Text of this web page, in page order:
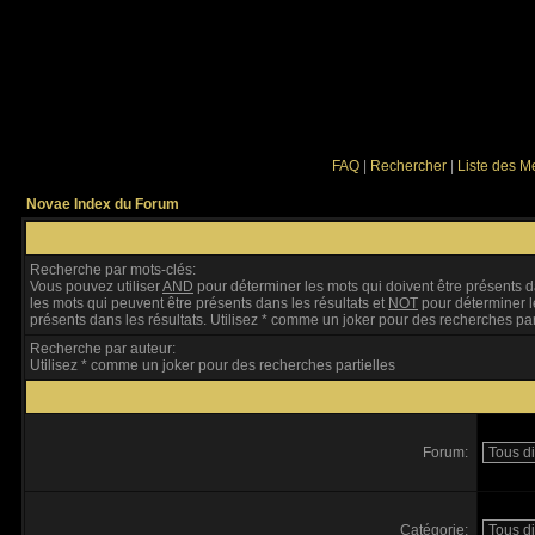
FAQ Rechercher Liste des
Novae Index du Forum
Recherche par mots-clés:
Vous pouvez utiliserAND pour déterminer les mots qui doivent être présents
les mots qui peuvent être présents dans les résultats et NOT pour déterminer
présents dans les résultats. Utilisez * comme un joker pour des recherches
Recherche par auteur:
Utilisez * comme un joker pour des recherches partielles
Forum:
Catégorie: